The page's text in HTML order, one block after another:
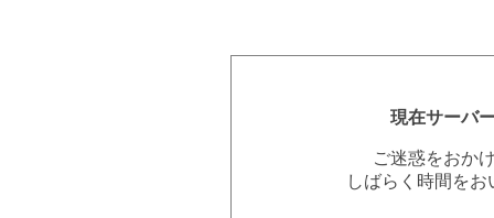
現在サーバ
ご迷惑をおか
しばらく時間を